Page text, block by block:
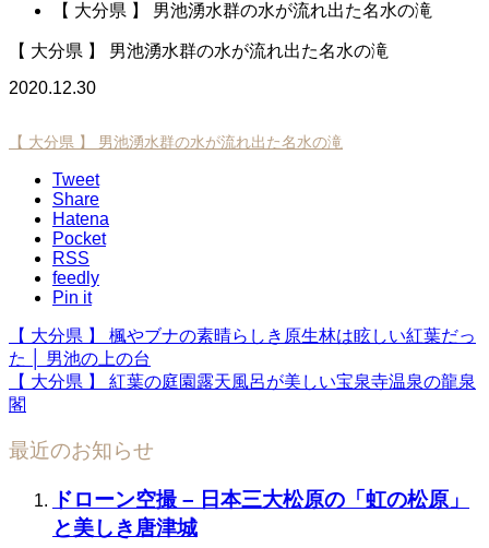
【 大分県 】 男池湧水群の水が流れ出た名水の滝
【 大分県 】 男池湧水群の水が流れ出た名水の滝
2020.12.30
【 大分県 】 男池湧水群の水が流れ出た名水の滝
Tweet
Share
Hatena
Pocket
RSS
feedly
Pin it
【 大分県 】 楓やブナの素晴らしき原生林は眩しい紅葉だっ
た │ 男池の上の台
【 大分県 】 紅葉の庭園露天風呂が美しい宝泉寺温泉の龍泉
閣
最近のお知らせ
ドローン空撮 – 日本三大松原の「虹の松原」
と美しき唐津城